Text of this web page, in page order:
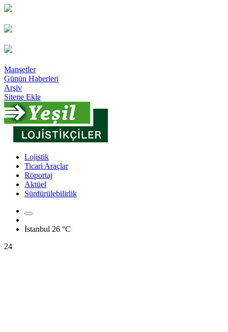
Manşetler
Günün Haberleri
Arşiv
Sitene Ekle
Lojistik
Ticari Araçlar
Röportaj
Aktüel
Sürdürülebilirlik
İstanbul 26 °C
24